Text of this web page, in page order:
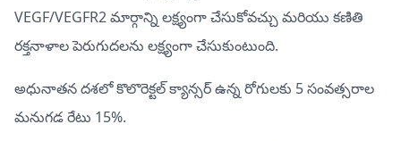
VEGF/VEGFR2 మార్గాన్ని లక్ష్యంగా చేసుకోవచ్చు మరియు కణితి
రక్తనాళాల పెరుగుదలను లక్ష్యంగా చేసుకుంటుంది.
అధునాతన దశలో కొలొరెక్టల్ క్యాన్సర్ ఉన్న రోగులకు 5 సంవత్సరాల
మనుగడ రేటు 15%.